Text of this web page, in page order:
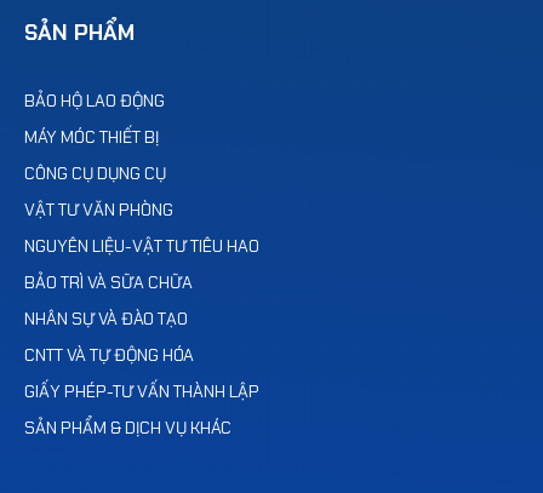
SẢN PHẨM
BẢO HỘ LAO ĐỘNG
MÁY MÓC THIẾT BỊ
CÔNG CỤ DỤNG CỤ
VẬT TƯ VĂN PHÒNG
NGUYÊN LIỆU-VẬT TƯ TIÊU HAO
BẢO TRÌ VÀ SỮA CHỮA
NHÂN SỰ VÀ ĐÀO TẠO
CNTT VÀ TỰ ĐỘNG HÓA
GIẤY PHÉP-TƯ VẤN THÀNH LẬP
SẢN PHẨM & DỊCH VỤ KHÁC